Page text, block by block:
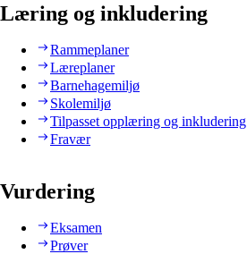
Læring og inkludering
Rammeplaner
Læreplaner
Barnehagemiljø
Skolemiljø
Tilpasset opplæring og inkludering
Fravær
Vurdering
Eksamen
Prøver